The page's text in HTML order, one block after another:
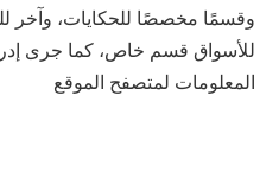
وقسمًا مخصصًا للحكايات، وآخر
للأسواق قسم خاص، كما جرى
المعلومات لمتصفح الموقع